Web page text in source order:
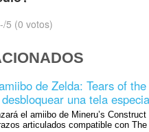
-/5 (0 votos)
de Zelda: Tears of
una tela
el amiibo de Mineru’s
articulados compatible con